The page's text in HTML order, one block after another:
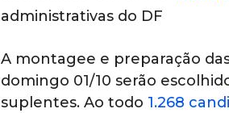
administrativas do DF
A montagee e preparação
domingo 01/10 serão
suplentes. Ao todo 1.268